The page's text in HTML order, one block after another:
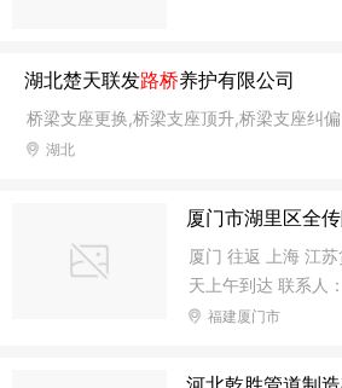
湖北楚天联发路桥养护有限公司
桥梁支座更换,桥梁支座顶升,桥梁支座纠偏
湖北
厦门市湖里区全
厦门 往返 上海 江
天上午到达 联系人
579 5569748 地址
与枋湖交叉路口）
福建厦门市